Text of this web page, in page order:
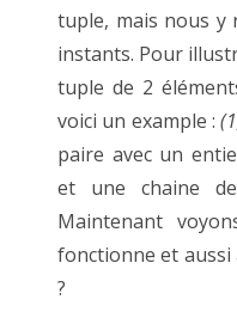
tuple, mais nous y
instants. Pour
tuple de 2
voici un example :
paire avec un
et une chaine
Maintenant
fonctionne et aussi
?